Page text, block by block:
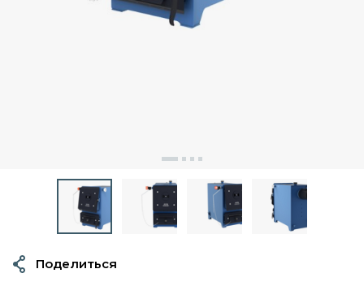
Поделиться